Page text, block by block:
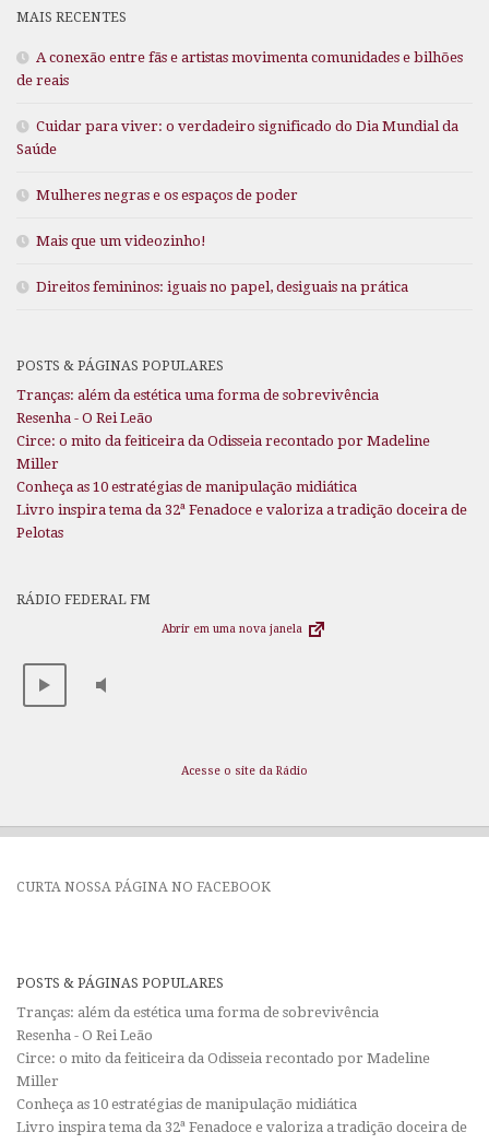
MAIS RECENTES
A conexão entre fãs e artistas movimenta comunidades e bilhões
de reais
Cuidar para viver: o verdadeiro significado do Dia Mundial da
Saúde
Mulheres negras e os espaços de poder
Mais que um videozinho!
Direitos femininos: iguais no papel, desiguais na prática
POSTS & PÁGINAS POPULARES
Tranças: além da estética uma forma de sobrevivência
Resenha - O Rei Leão
Circe: o mito da feiticeira da Odisseia recontado por Madeline
Miller
Conheça as 10 estratégias de manipulação midiática
Livro inspira tema da 32ª Fenadoce e valoriza a tradição doceira de
Pelotas
RÁDIO FEDERAL FM
Abrir em uma nova janela
Acesse o site da Rádio
CURTA NOSSA PÁGINA NO FACEBOOK
POSTS & PÁGINAS POPULARES
Tranças: além da estética uma forma de sobrevivência
Resenha - O Rei Leão
Circe: o mito da feiticeira da Odisseia recontado por Madeline
Miller
Conheça as 10 estratégias de manipulação midiática
Livro inspira tema da 32ª Fenadoce e valoriza a tradição doceira de